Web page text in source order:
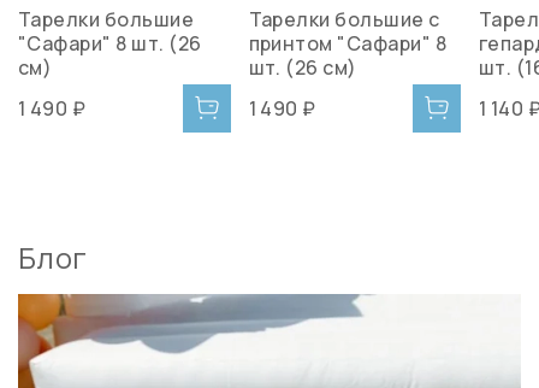
Тарелки большие
"Сафари" 8 шт. (26
см)
1 490 ₽
Тарелки большие с
принтом "Сафари" 8
шт. (26 см)
1 490 ₽
шт.
1 140
Блог